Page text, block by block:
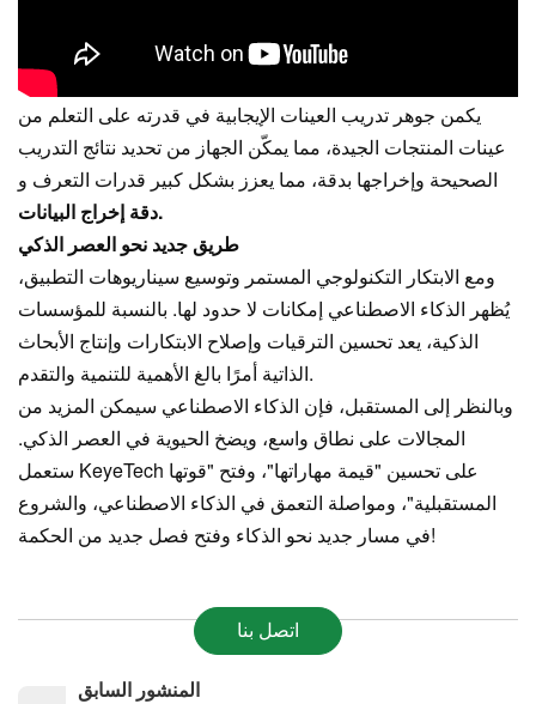
يكمن جوهر تدريب العينات الإيجابية في قدرته على التعلم من
عينات المنتجات الجيدة، مما يمكّن الجهاز من تحديد نتائج التدريب
الصحيحة وإخراجها بدقة، مما يعزز بشكل كبير قدرات التعرف و
دقة إخراج البيانات.
طريق جديد نحو العصر الذكي
ومع الابتكار التكنولوجي المستمر وتوسيع سيناريوهات التطبيق،
يُظهر الذكاء الاصطناعي إمكانات لا حدود لها. بالنسبة للمؤسسات
الذكية، يعد تحسين الترقيات وإصلاح الابتكارات وإنتاج الأبحاث
الذاتية أمرًا بالغ الأهمية للتنمية والتقدم.
وبالنظر إلى المستقبل، فإن الذكاء الاصطناعي سيمكن المزيد من
المجالات على نطاق واسع، ويضخ الحيوية في العصر الذكي.
ستعمل KeyeTech على تحسين "قيمة مهاراتها"، وفتح "قوتها
المستقبلية"، ومواصلة التعمق في الذكاء الاصطناعي، والشروع
في مسار جديد نحو الذكاء وفتح فصل جديد من الحكمة!
اتصل بنا
المنشور السابق